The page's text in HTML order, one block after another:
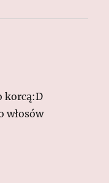
korcą:D
włosów